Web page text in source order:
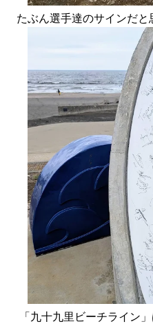
たぶん選手達のサインだと
「九十九里ビーチライン